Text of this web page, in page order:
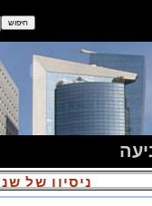
ניסיון של